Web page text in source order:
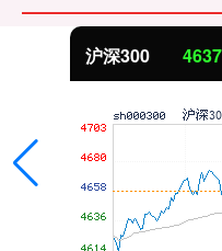
沪深300